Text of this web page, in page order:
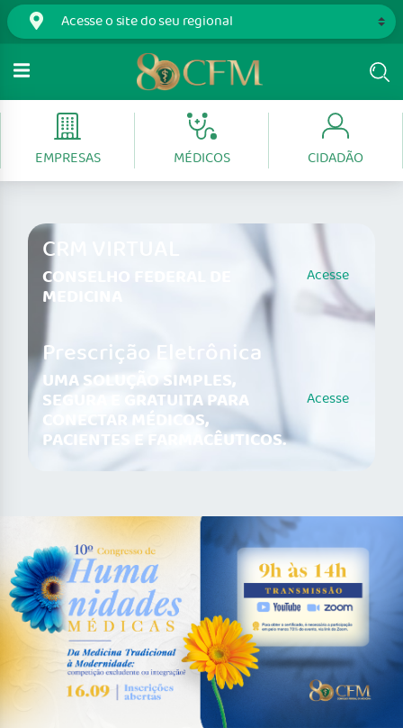
EMPRESAS MÉDICOS CIDADÃO
CRM VIRTUAL
CONSELHO FEDERAL DE
MEDICINA
Acesse
Prescrição Eletrônica
UMA SOLUÇÃO SIMPLES,
SEGURA E GRATUITA PARA
CONECTAR MÉDICOS,
PACIENTES E FARMACÊUTICOS.
Acesse